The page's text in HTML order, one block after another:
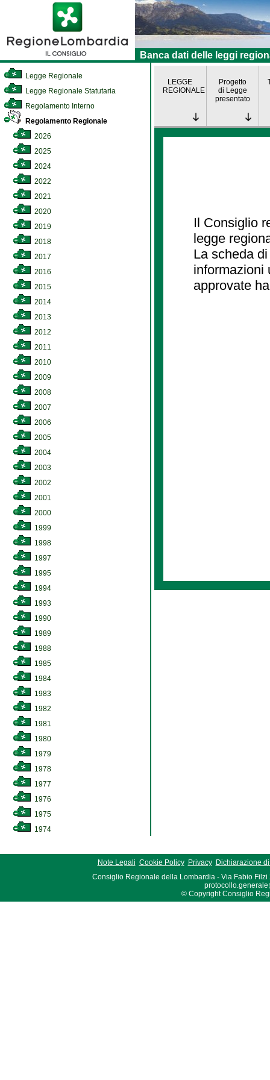
Banca dati delle leggi
Legge Regionale
Legge Regionale Statutaria
Regolamento Interno
Regolamento Regionale
2026
2025
2024
2022
2021
2020
2019
2018
2017
2016
2015
2014
2013
2012
2011
2010
2009
2008
2007
2006
2005
2004
2003
2002
2001
2000
1999
1998
1997
1995
1994
1993
1990
1989
1988
1985
1984
1983
1982
1981
1980
1979
1978
1977
1976
1975
1974
LEGGE
REGIONALE
Progetto
di Legge
presentato
Il Consiglio
legge
La scheda
informazioni
approvate
Note Legali Cookie Policy Privacy
Dichiarazione
Consiglio Regionale della Lombardia - Via Fabio Filzi
© Copyright Consiglio